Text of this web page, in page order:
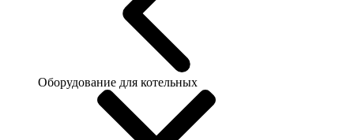
Оборудование для котельных